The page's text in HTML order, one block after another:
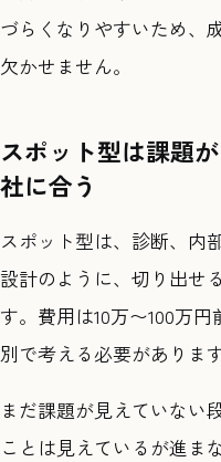
づらくなりやすいため、
欠かせません。
スポット型は課題
社に合う
スポット型は、診断、内
設計のように、切り出せ
す。費用は10万〜100万
別で考える必要があります
まだ課題が見えていない
ことは見えているが進ま